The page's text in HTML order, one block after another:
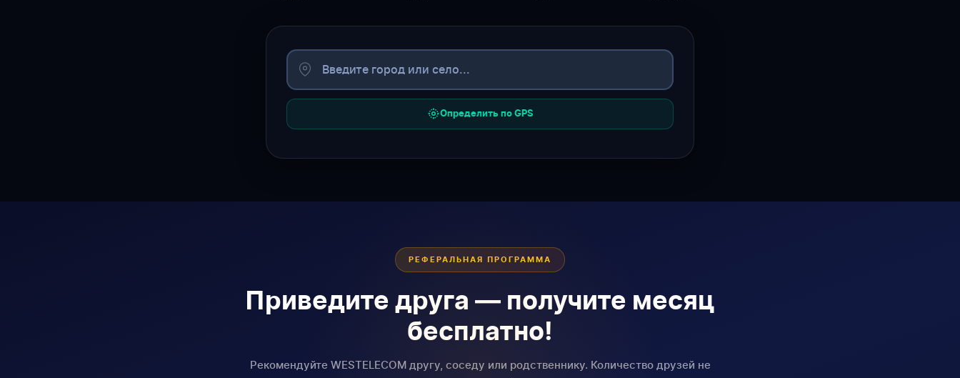
Определить по GPS
РЕФЕРАЛЬНАЯ ПРОГРАММА
Приведите друга — получите месяц
бесплатно!
Рекомендуйте WESTELECOM другу, соседу или родственнику. Количество друзей не